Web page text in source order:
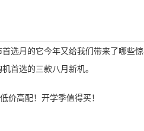
选月的它今年又给我们带来了哪些
首选的三款八月新机。